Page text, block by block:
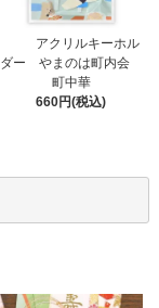
アクリルキーホル
ダー やまのは町内会
町中華
660円(税込)